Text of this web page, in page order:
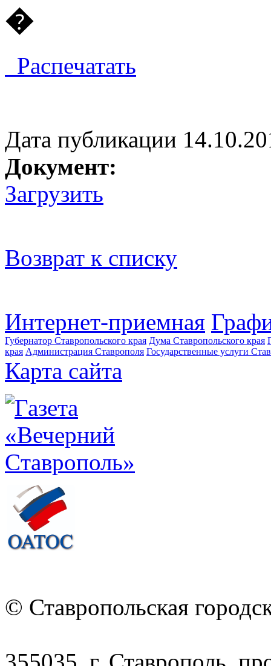
�
Распечатать
Дата публикации
Документ:
Загрузить
Возврат к списку
Интернет-приемная
Губернатор Ставропольского края Дума Ставропольского края
края Администрация Ставрополя Государственные услуги
Карта сайта
© Ставропольская